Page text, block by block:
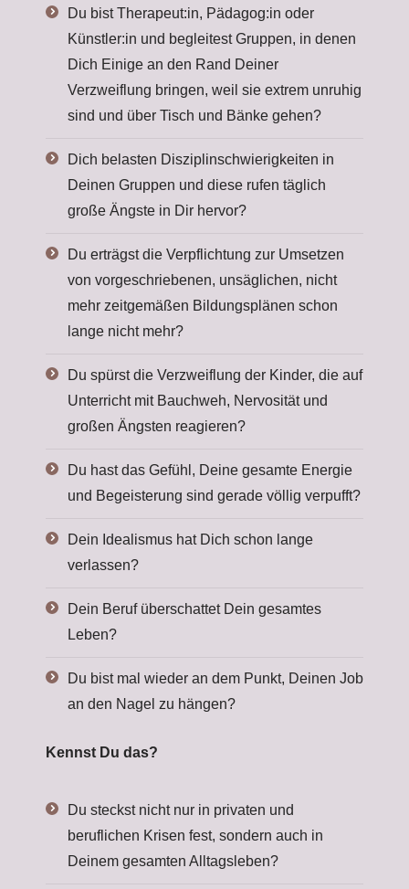
Du bist Therapeut:in, Pädagog:in oder
Künstler:in und begleitest Gruppen, in denen
Dich Einige an den Rand Deiner
Verzweiflung bringen, weil sie extrem unruhig
sind und über Tisch und Bänke gehen?
Dich belasten Disziplinschwierigkeiten in
Deinen Gruppen und diese rufen täglich
große Ängste in Dir hervor?
Du erträgst die Verpflichtung zur Umsetzen
von vorgeschriebenen, unsäglichen, nicht
mehr zeitgemäßen Bildungsplänen schon
lange nicht mehr?
Du spürst die Verzweiflung der Kinder, die auf
Unterricht mit Bauchweh, Nervosität und
großen Ängsten reagieren?
Du hast das Gefühl, Deine gesamte Energie
und Begeisterung sind gerade völlig verpufft?
Dein Idealismus hat Dich schon lange
verlassen?
Dein Beruf überschattet Dein gesamtes
Leben?
Du bist mal wieder an dem Punkt, Deinen Job
an den Nagel zu hängen?
Kennst Du das?
Du steckst nicht nur in privaten und
beruflichen Krisen fest, sondern auch in
Deinem gesamten Alltagsleben?